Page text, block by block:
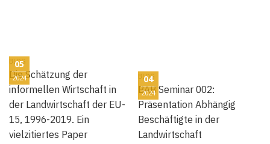
05
2024
BLOG
Die Schätzung der
informellen Wirtschaft in
der Landwirtschaft der EU-
15, 1996-2019. Ein
vielzitiertes Paper
04
2024
BLOG
BAB Seminar 002:
Präsentation Abhängig
Beschäftigte in der
Landwirtschaft